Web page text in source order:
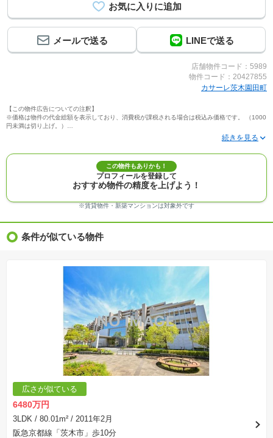
メールで送る LINEで送る
店舗物件コード：5989
物件コード：20427855
カサーレ茨木園田町
【この物件広告についての注釈】
※価格は物件の代金総額を表示しており、消費税が課税される場合は税込み価格です。 （1000
円未満は切り上げ。）
※写真に写っている、またはパース（絵）や間取り図に描かれている家具や車などは、特にコ
※建築条件付き土地価格には、建物価格は含まれません。
※物件情報は、原則として情報提供日の２日前に最終確認した情報です。
※完成予想図はいずれも外構、植栽、外観等実際のものとは多少異なることがあります。
※モデルルーム・モデルハウス・展示場・ショールームの画像の場合、今回販売の物件と異な
※ＣＧ合成の画像の場合、実際とは多少異なる場合があります。
※物件特徴：販売戸数が複数の物件は、全ての住戸に該当しない項目もあります。
※価格更新：物件価格が変更された日から１週間表示されます。
※建築条件土地の情報内に掲載されている、建物プラン例は、土地購入者の設計プランの参考
※土地（建築条件なし）で「建物プラン例」が表記してある時、そのプラン例は特定の建築請
負会社によるもので、当該建築請負会社以外で建てた場合、同様のものが同価格で建てられる
とは限りません。また建築請負会社を特定するものではありません。
※建築条件付き土地とは、その土地に建築する建物の建築請負契約が、一定期間内に成立する
ことを条件として売買される土地のことをいいます。建築請負契約成立に向けて設計プランを
協議するため、土地購入者が自己の希望する建物の設計協議をするために必要な相当の期間の
交渉期間が設定され、その期間内で希望を満たすプランが実現できたかどうかにより結論を出
します。なお、この期間は概ね3ヶ月程度とされています。納得のいくプランが出来ず、建築請
負契約が成立しない場合、土地売買契約は白紙に戻り、土地契約にかかった代金（土地代金、
手付金など）は名目のいかんに関わらず、全て返却されます。
※課税対象物件の「価格」や「費用等」は消費税込みの「総額表示」で統一しています。
※「本体価格」とは、課税対象物件においては「消費税を除いた建物価格」と「土地価格」の
合計額を指します。
表示されておりません。
※取引にかかる費用：物件の契約手続き、決済、引き渡し時にかかる費用を表示しています。
不動産会社によって表記有無が異なるため、ご自身で十分な確認をしていただくようにお願い
いたします。
この物件もありかも！
プロフィールを登録して
おすすめ物件の精度を上げよう！
※賃貸物件・新築マンションは対象外です
条件が似ている物件
広さが似ている
6480万円
3LDK / 80.01m² / 2011年2月
阪急京都線「茨木市」歩10分